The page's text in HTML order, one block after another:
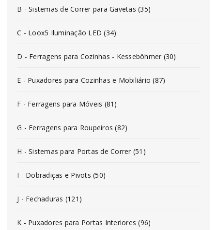
B - Sistemas de Correr para Gavetas (35)
C - Loox5 Iluminação LED (34)
D - Ferragens para Cozinhas - Kesseböhmer (30)
E - Puxadores para Cozinhas e Mobiliário (87)
F - Ferragens para Móveis (81)
G - Ferragens para Roupeiros (82)
H - Sistemas para Portas de Correr (51)
I - Dobradiças e Pivots (50)
J - Fechaduras (121)
K - Puxadores para Portas Interiores (96)